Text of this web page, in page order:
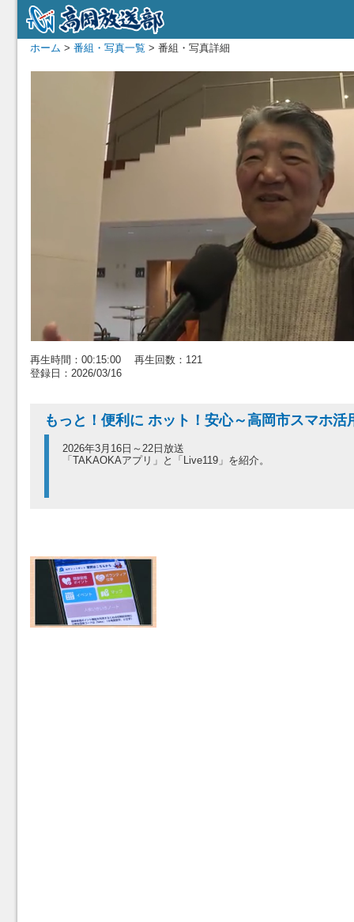
ホーム > 番組・写真一覧 > 番組・写真詳細
再生時間：00:15:00 再生回数：121
登録日：2026/03/16
もっと！便利に ホット！安心～高岡市スマホ活
2026年3月16日～22日放送
「TAKAOKAアプリ」と「Live119」を紹介。